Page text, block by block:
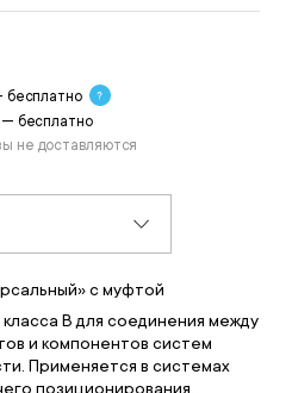
бесплатно
— бесплатно
не доставляются
с муфтой
B для соединения между
и компонентов систем
Применяется в системах
позиционирования,